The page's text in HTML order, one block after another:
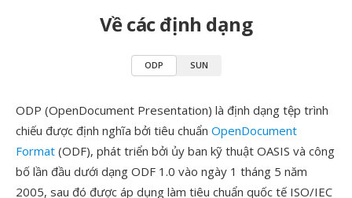
Về các định dạng
ODP SUN
ODP (OpenDocument Presentation) là định dạng tệp trình
chiếu được định nghĩa bởi tiêu chuẩn OpenDocument
Format (ODF), phát triển bởi ủy ban kỹ thuật OASIS và công
bố lần đầu dưới dạng ODF 1.0 vào ngày 1 tháng 5 năm
2005, sau đó được áp dụng làm tiêu chuẩn quốc tế ISO/IEC